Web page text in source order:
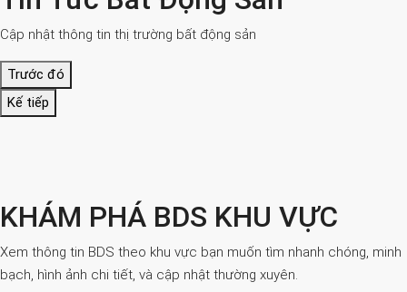
Cập nhật thông tin thị trường bất động sản
Trước đó
Kế tiếp
KHÁM PHÁ BDS KHU VỰC
Xem thông tin BDS theo khu vực bạn muốn tìm nhanh chóng, minh
bạch, hình ảnh chi tiết, và cập nhật thường xuyên.